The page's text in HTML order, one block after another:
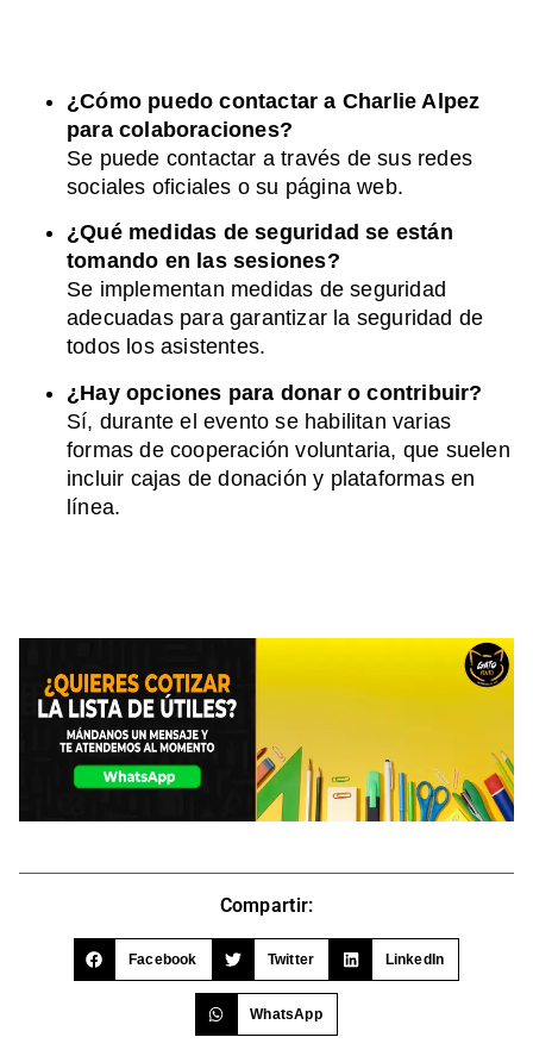
¿Cómo puedo contactar a Charlie Alpez
para colaboraciones?
Se puede contactar a través de sus redes
sociales oficiales o su página web.
¿Qué medidas de seguridad se están
tomando en las sesiones?
Se implementan medidas de seguridad
adecuadas para garantizar la seguridad de
todos los asistentes.
¿Hay opciones para donar o contribuir?
Sí, durante el evento se habilitan varias
formas de cooperación voluntaria, que suelen
incluir cajas de donación y plataformas en
línea.
Compartir:
Facebook Twitter LinkedIn
WhatsApp